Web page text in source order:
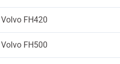
Volvo FH420
Volvo FH500